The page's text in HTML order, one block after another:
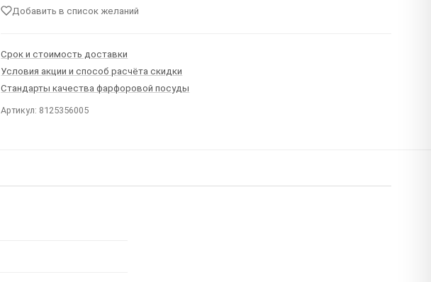
Добавить в список желаний
Срок и стоимость доставки
Условия акции и способ расчёта скидки
Стандарты качества фарфоровой посуды
Артикул: 8125356005